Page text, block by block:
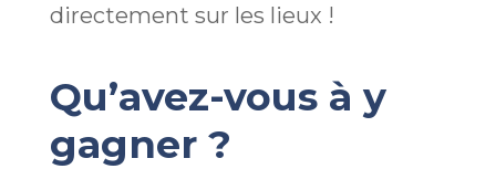
directement sur les lieux !
Qu’avez-vous à y
gagner ?